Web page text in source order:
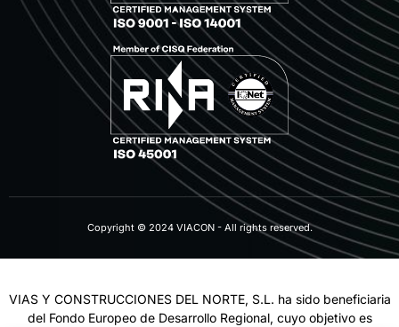
Copyright © 2024 VIACON - All rights reserved.
VIAS Y CONSTRUCCIONES DEL NORTE, S.L. ha sido beneficiaria
del Fondo Europeo de Desarrollo Regional, cuyo objetivo es